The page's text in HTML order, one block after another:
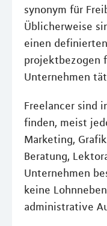
synonym für
Üblicherweise
einen
projektbezogen
Unternehmen
Freelancer sind
finden, meist
Marketing,
Beratung,
Unternehmen
keine
administrative